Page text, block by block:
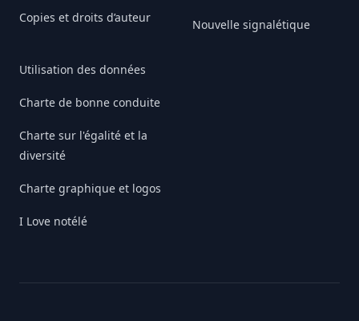
Copies et droits d’auteur
Utilisation des données
Charte de bonne conduite
Charte sur l'égalité et la
diversité
Charte graphique et logos
I Love notélé
Nouvelle signalétique